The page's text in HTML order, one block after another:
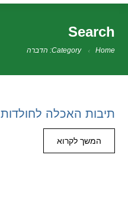
Search
Home Category: הדברה
תיבות האכלה לחולדות
המשך לקרוא